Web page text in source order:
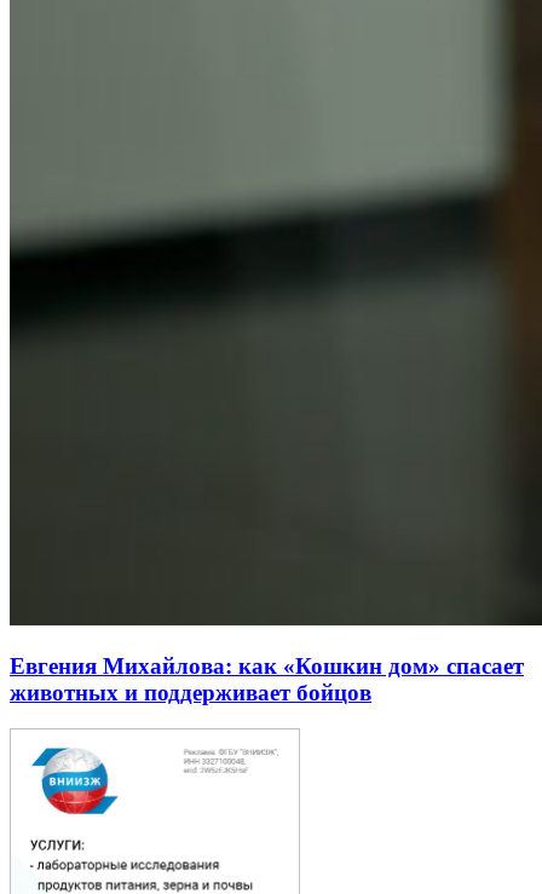
Евгения Михайлова: как «Кошкин дом» спасает
животных и поддерживает бойцов